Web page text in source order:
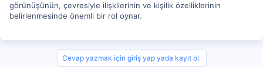
görünüşünün, çevresiyle ilişkilerinin ve kişilik özelliklerinin
belirlenmesinde önemli bir rol oynar.
Cevap yazmak için giriş yap yada kayıt ol.